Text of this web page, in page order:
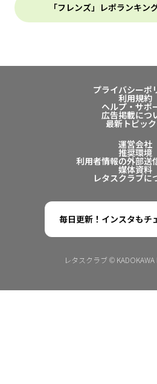
「フレンズ」レポランキン
プライバシーポ
利用規約
ヘルプ・サポ
広告掲載につ
最新トピッ
運営会社
推奨環境
利用者情報の外部送
媒体資料
レタスクラブに
毎日更新！インスタもチ
レタスクラブ © KADOKAWA